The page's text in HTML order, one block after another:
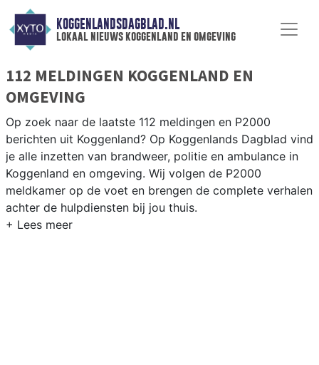
KOGGENLANDSDAGBLAD.NL
lokaal nieuws koggenland en omgeving
112 MELDINGEN KOGGENLAND EN
OMGEVING
Op zoek naar de laatste 112 meldingen en P2000
berichten uit Koggenland? Op Koggenlands Dagblad vind
je alle inzetten van brandweer, politie en ambulance in
Koggenland en omgeving. Wij volgen de P2000
meldkamer op de voet en brengen de complete verhalen
achter de hulpdiensten bij jou thuis.